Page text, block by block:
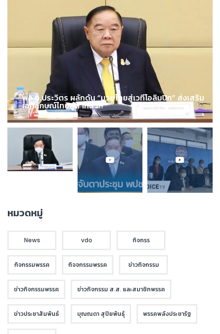
พล.อ.ประวิตร ผลักดัน “มวยไทยสู่เวทีโอลิมปิก” ส่งเสริม
เอกลักษณ์ไทยสู่สากล !!!
หมวดหมู่
News vdo กิจกรร
กิจกรรมพรรค กิจจกรรมพรรค ข่าวกิจกรรม
ข่าวกิจกรรมพรรค ข่าวกิจกรรม ส.ส. และสมาชิกพรรค
ข่าวประชาสัมพันธ์ บุณณดา สุปิยพันธุ์ พรรคพลังประชารัฐ